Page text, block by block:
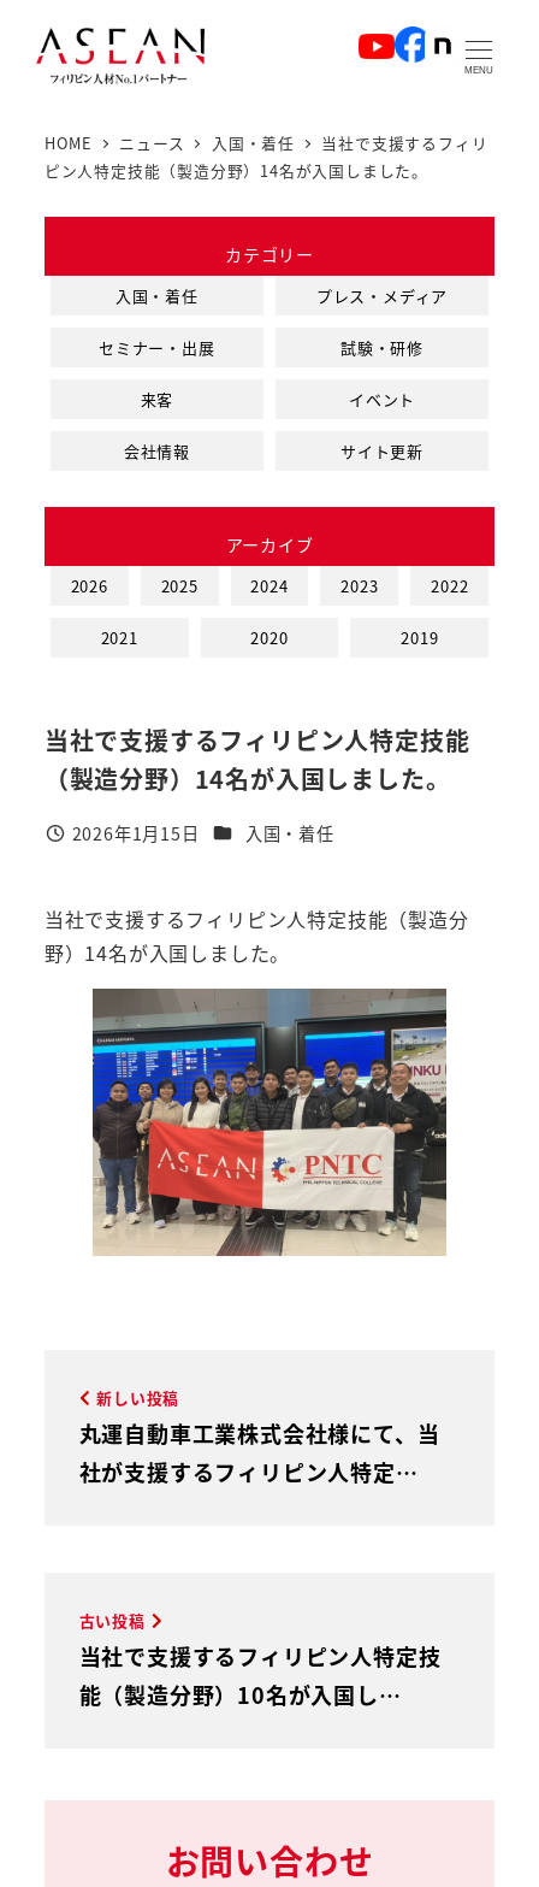
MENU
HOME ニュース 入国・着任
当社で支援するフィリ
ピン人特定技能（製造分野）14名が入国しました。
カテゴリー
入国・着任 プレス・メディア
セミナー・出展 試験・研修
来客 イベント
会社情報 サイト更新
アーカイブ
2026 2025 2024 2023 2022
2021 2020 2019
当社で支援するフィリピン人特定技能
（製造分野）14名が入国しました。
投稿日
2026年1月15日 カテゴリー
入国・着任
当社で支援するフィリピン人特定技能（製造分
野）14名が入国しました。
古い投稿
当社で支援するフィリピン人特定技
能（製造分野）10名が入国し…
新しい投稿
丸運自動車工業株式会社様にて、当
社が支援するフィリピン人特定…
お問い合わせ